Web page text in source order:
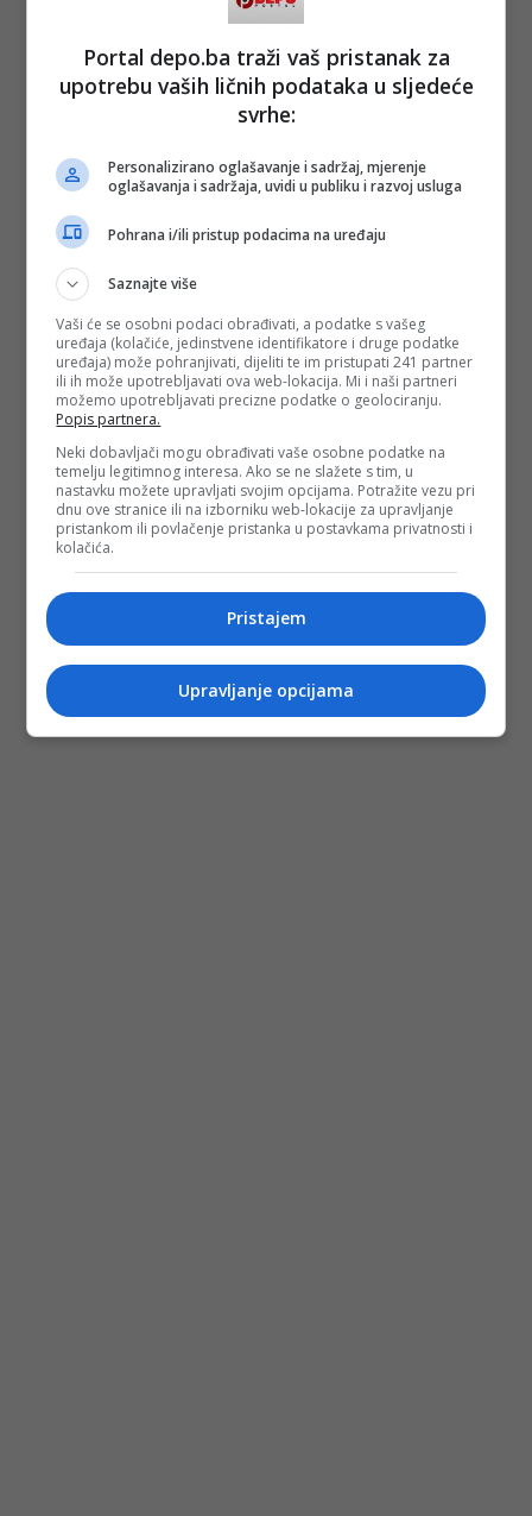
stabilnosti, ni istinskog mira. Pozivamo medije da svoj posao
uvažavajući činjenice i javni interes, umjesto da postaju
instrumenti političkih obračuna i predizbornih kampanja –
zaključuje se u saopćenju MIZ Mostar.
PODIJELI NA
Depo.ba pratite putem društvenih mrežaTwitter
Portal depo.ba traži vaš pristanak za
upotrebu vaših ličnih podataka u sljedeće
svrhe:
Personalizirano oglašavanje i sadržaj, mjerenje
oglašavanja i sadržaja, uvidi u publiku i razvoj usluga
Pohrana i/ili pristup podacima na uređaju
Saznajte više
Vaši će se osobni podaci obrađivati, a podatke s vašeg
uređaja (kolačiće, jedinstvene identifikatore i druge podatke
uređaja) može pohranjivati, dijeliti te im pristupati 241 partner
ili ih može upotrebljavati ova web-lokacija. Mi i naši partneri
možemo upotrebljavati precizne podatke o geolociranju.
Popis partnera.
Neki dobavljači mogu obrađivati vaše osobne podatke na
temelju legitimnog interesa. Ako se ne slažete s tim, u
nastavku možete upravljati svojim opcijama. Potražite vezu pri
dnu ove stranice ili na izborniku web-lokacije za upravljanje
pristankom ili povlačenje pristanka u postavkama privatnosti i
kolačića.
Pristajem
Upravljanje opcijama